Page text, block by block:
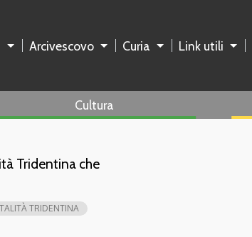
Arcivescovo Curia Link utili
Cultura
Tridentina che
TRIDENTINA